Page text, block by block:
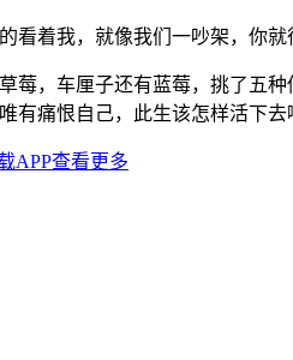
看着我，就像我们一吵架，你
莓，车厘子还有蓝莓，挑了五
有痛恨自己，此生该怎样活下去
APP查看更多